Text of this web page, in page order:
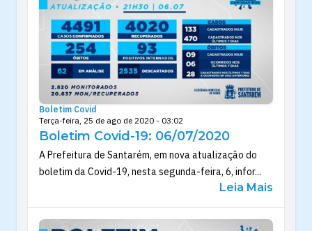
Boletim Covid
Terça-feira, 25 de ago de 2020 - 03:02
Boletim Covid-19: 06/07/2020
A Prefeitura de Santarém, em nova atualização do
boletim da Covid-19, nesta segunda-feira, 6, infor...
Leia Mais